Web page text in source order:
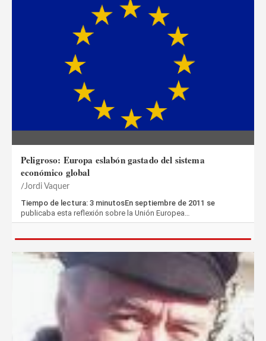
Peligroso: Europa eslabón gastado del sistema
económico global
Jordi Vaquer
Tiempo de lectura: 3 minutosEn septiembre de 2011 se
publicaba esta reflexión sobre la Unión Europea…